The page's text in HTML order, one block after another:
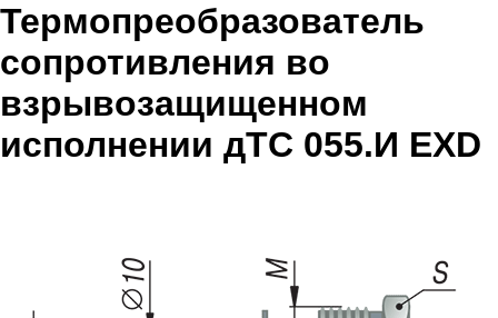
Термопреобразователь
сопротивления во
взрывозащищенном
исполнении дТС 055.И EXD